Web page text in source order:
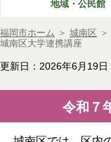
地域・公民館
福岡市ホーム ＞ 城南区 ＞
城南区大学連携講座
更新日：2026年6月19日
令和７